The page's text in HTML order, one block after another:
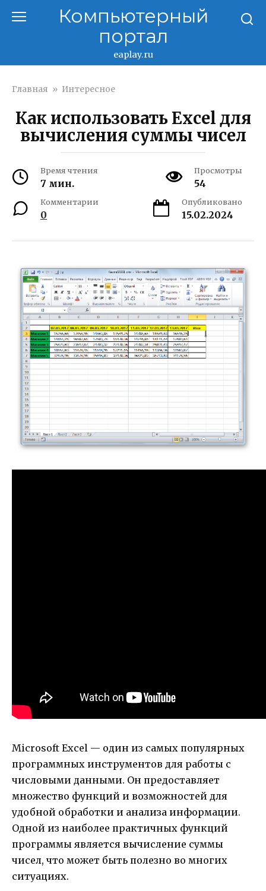
Компьютерный
портал
eaplay.ru
Главная » Интересное
Как использовать Excel для
вычисления суммы чисел
Время чтения
7 мин.
Просмотры
54
Комментарии
0
Опубликовано
15.02.2024
Microsoft Excel — один из самых популярных
программных инструментов для работы с
числовыми данными. Он предоставляет
множество функций и возможностей для
удобной обработки и анализа информации.
Одной из наиболее практичных функций
программы является вычисление суммы
чисел, что может быть полезно во многих
ситуациях.